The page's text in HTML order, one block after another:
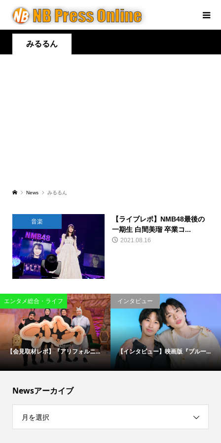
みるるん
News みるるん
音楽
【ライブレポ】NMB48最後の
一期生 白間美瑠 卒業コ...
2021.08.16
エンタメ総合・ライフ
【会見取材レポ】『アリフォルニ...
インタビュー
【インタビュー】映画版『ブルー...
Newsアーカイブ
月を選択